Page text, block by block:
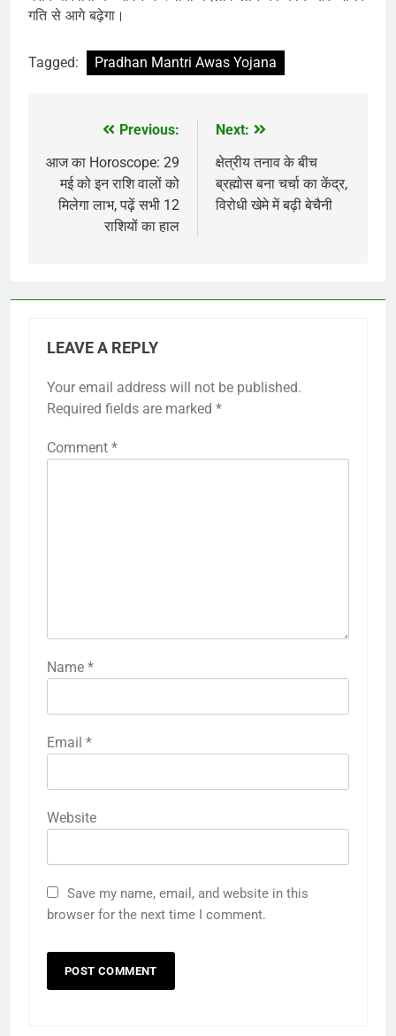
गति से आगे बढ़ेगा।
Tagged: Pradhan Mantri Awas Yojana
navigation
Previous:
आज का Horoscope: 29
मई को इन राशि वालों को
मिलेगा लाभ, पढ़ें सभी 12
राशियों का हाल
Next:
क्षेत्रीय तनाव के बीच
ब्रह्मोस बना चर्चा का केंद्र,
विरोधी खेमे में बढ़ी बेचैनी
LEAVE A REPLY
Your email address will not be published.
Required fields are marked *
Comment *
Name *
Email *
Website
Save my name, email, and website in this
browser for the next time I comment.